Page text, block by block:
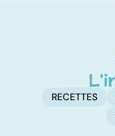
RECETTES